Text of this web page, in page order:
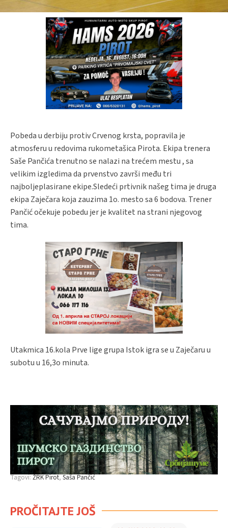
Pobeda u derbiju protiv Crvenog krsta, popravila je
atmosferu u redovima rukometašica Pirota. Ekipa trenera
Saše Pančića trenutno se nalazi na trećem mestu , sa
velikim izgledima da prvenstvo završi među tri
najboljeplasirane ekipe.Sledeći prtivnik našeg tima je druga
ekipa Zaječara koja zauzima 1o. mesto sa 6 bodova. Trener
Pančić očekuje pobedu jer je kvalitet na strani njegovog
tima.
Utakmica 16.kola Prve lige grupa Istok igra se u Zaječaru u
subotu u 16,3o minuta.
Tagovi:ŽRK Pirot Saša Pančić
PROČITAJTE JOŠ